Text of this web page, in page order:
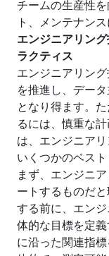
チームの生産性
ト、メンテナン
エンジニアリン
ラクティス
エンジニアリン
を推進し、デー
となり得ます。
るには、慎重な
は、エンジニア
いくつかのベス
まず、エンジニ
ートするものだ
する前に、エン
体的な目標を定
に沿った関連指